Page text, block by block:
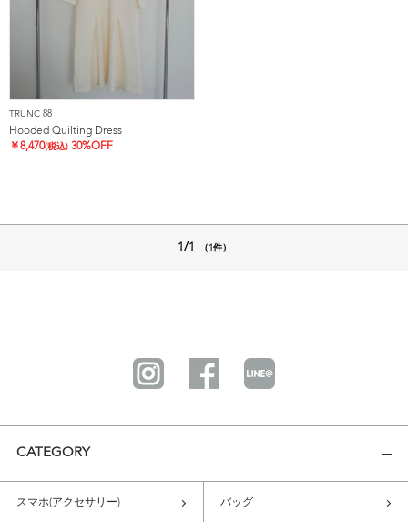
TRUNC 88
Hooded Quilting Dress
￥8,470(税込) 30%OFF
1/1 （1件）
CATEGORY
スマホ(アクセサリー) バッグ